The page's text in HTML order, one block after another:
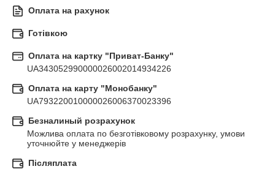
Оплата на рахунок
Готівкою
Оплата на картку "Приват-Банку"
UA343052990000026002014934226
Оплата на карту "Монобанку"
UA793220010000026006370023396
Безналиный розрахунок
Можлива оплата по безготівковому розрахунку, умови
уточнюйте у менеджерів
Післяплата